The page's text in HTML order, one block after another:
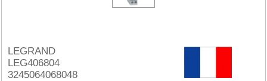
LEGRAND
LEG406804
3245064068048